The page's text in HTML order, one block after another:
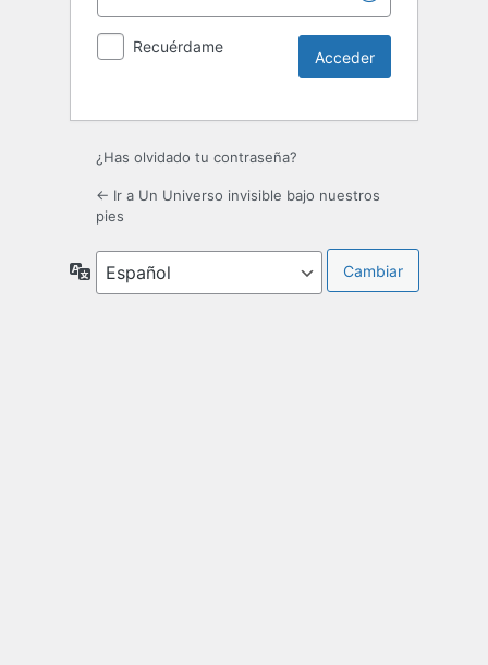
Recuérdame
¿Has olvidado tu contraseña?
← Ir a Un Universo invisible bajo nuestros
pies
Idioma